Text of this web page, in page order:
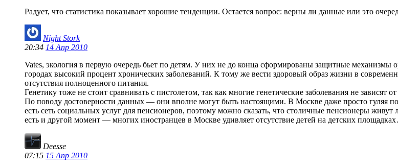
Радует, что статистика показывает хорошие тенденции. Остается вопрос: верны ли данные или это
Night Stork
20:34 14 Апр 2010
Vates, экология в первую очередь бьет по детям. У них не до конца сформированы защитные
городах высокий процент хронических заболеваний. К тому же вести здоровый образ жизни в
отсутствия полноценного питания.
Генетику тоже не стоит сравнивать с пистолетом, так как многие генетические заболевания не зависят
По поводу достоверности данных — они вполне могут быть настоящими. В Москве даже просто гуляя
есть сеть социальных услуг для пенсионеров, поэтому можно сказать, что столичные пенсионеры
есть и другой момент — многих иностранцев в Москве удивляет отсутствие детей на детских
Deesse
07:15 15 Апр 2010